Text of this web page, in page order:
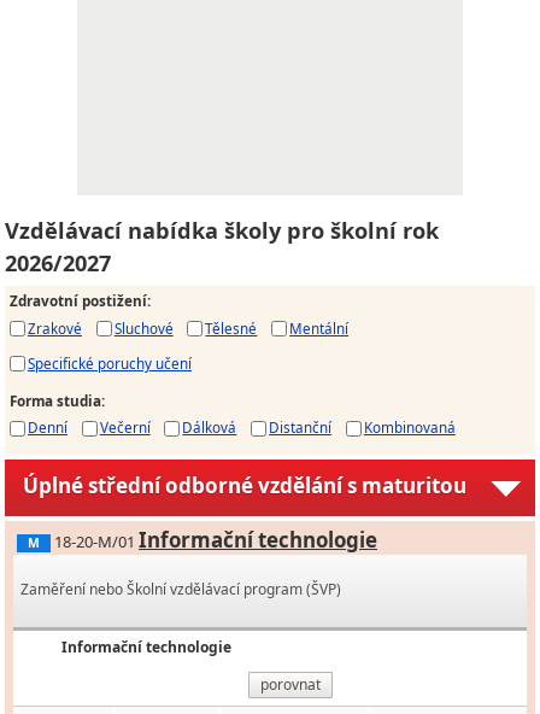
Vzdělávací nabídka školy pro školní rok
2026/2027
Zdravotní postižení:
Zrakové
Sluchové Tělesné
Mentální
Specifické poruchy učení
Forma studia:
Denní
Večerní Dálková Distanční Kombinovaná
Úplné střední odborné vzdělání s maturitou
M 18-20-M/01 Informační technologie
Zaměření nebo Školní vzdělávací program (ŠVP)
Informační technologie
porovnat